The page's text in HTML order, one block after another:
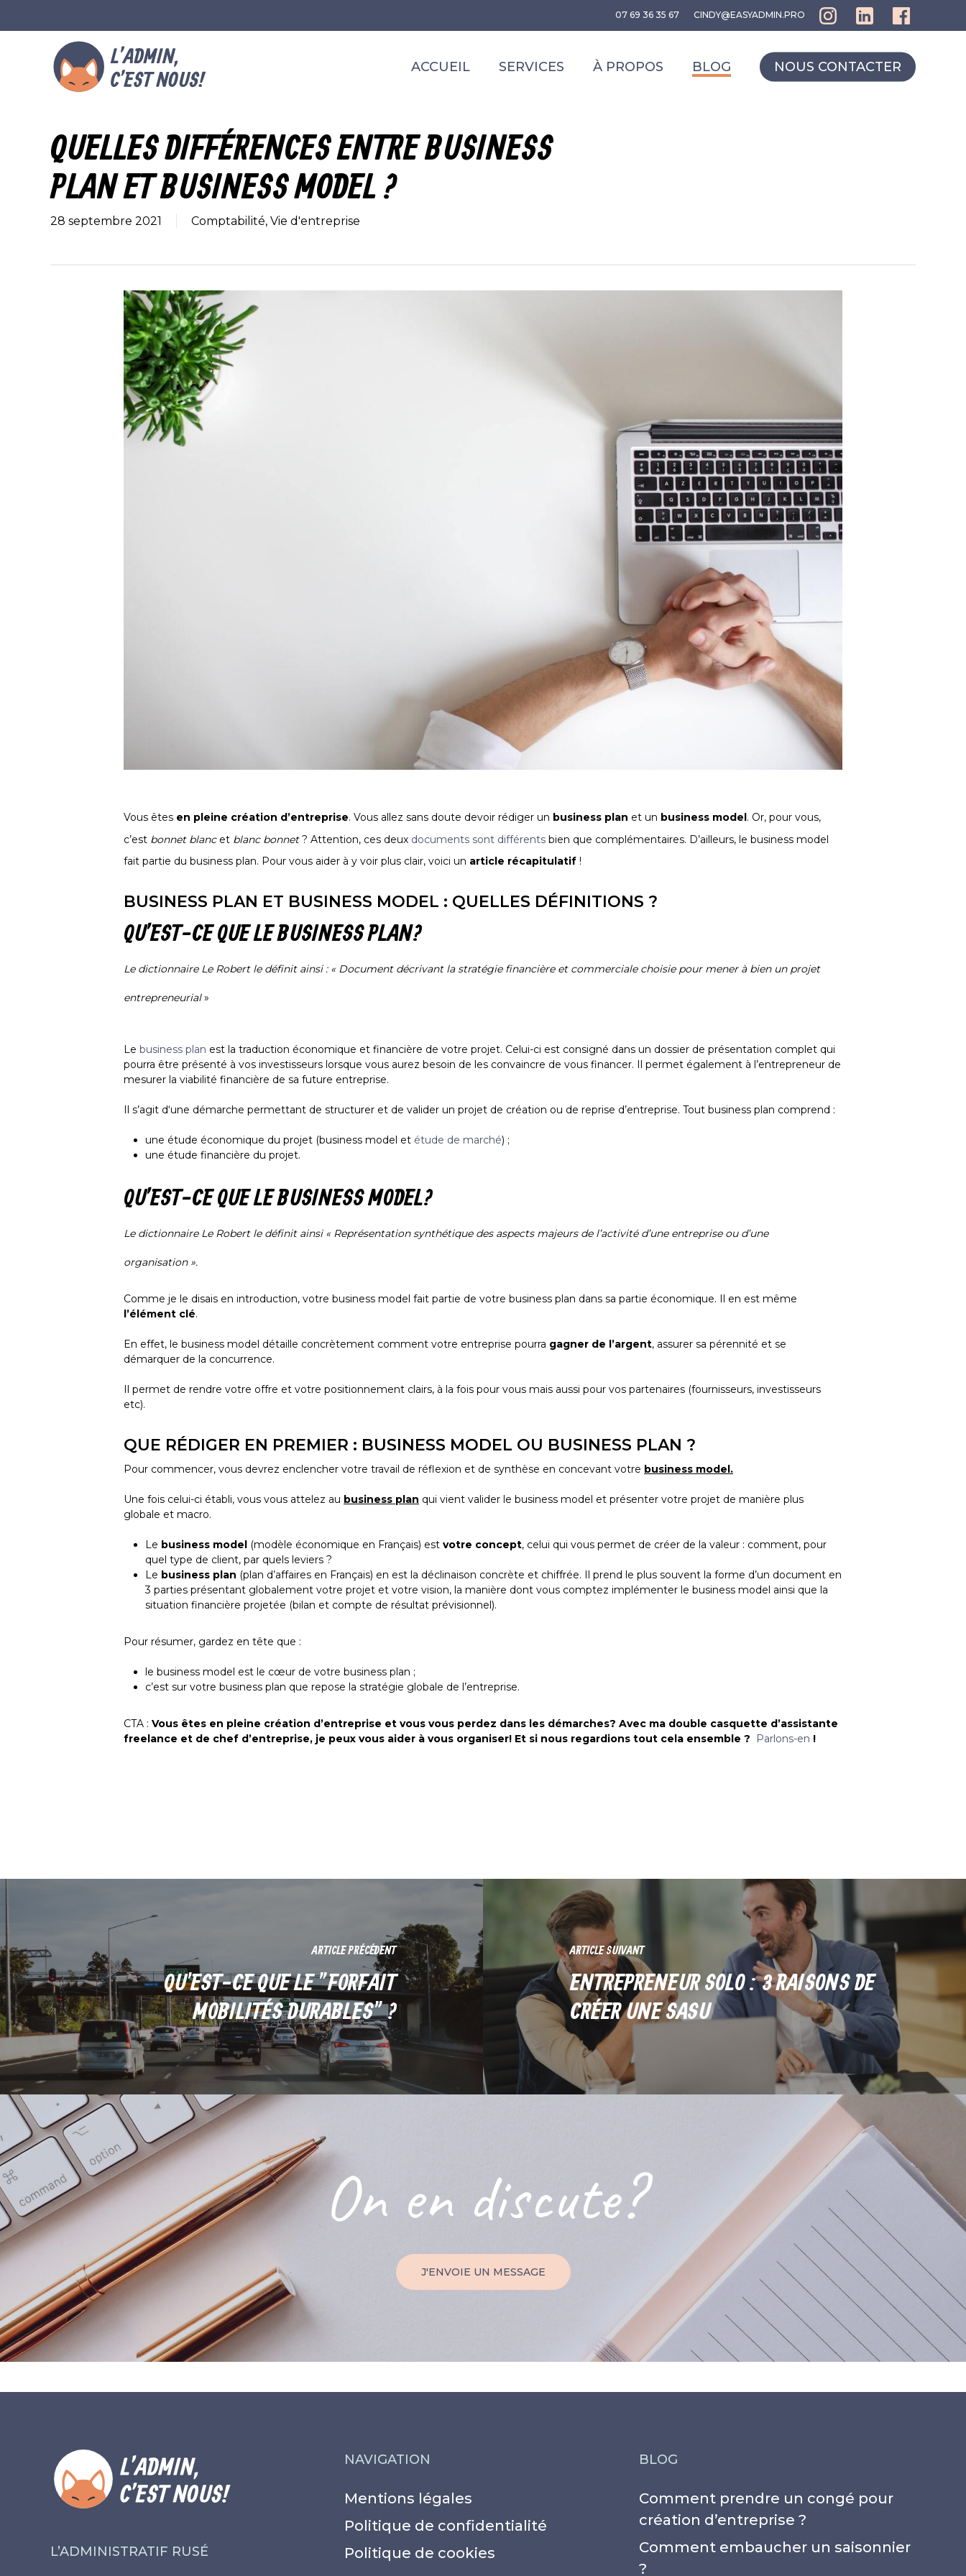
07 69 36 35 67 CINDY@EASYADMIN.PRO
ACCUEIL SERVICES À PROPOS BLOG NOUS CONTACTER
QUELLES DIFFÉRENCES ENTRE BUSINESS
PLAN ET BUSINESS MODEL ?
28 septembre 2021 Comptabilité, Vie d'entreprise
Vous êtes en pleine création d’entreprise. Vous allez sans doute devoir rédiger un business plan et un business model. Or, pour vous,
c’est bonnet blancet blanc bonnet? Attention, ces deux documents sont différents bien que complémentaires. D’ailleurs, le business model
fait partie du business plan. Pour vous aider à y voir plus clair, voici un article récapitulatif !
BUSINESS PLAN ET BUSINESS MODEL : QUELLES DÉFINITIONS ?
QU’EST-CE QUE LE BUSINESS PLAN ?
Le dictionnaire Le Robert le définit ainsi : « Document décrivant la stratégie financière et commerciale choisie pour mener à bien un projet
entrepreneurial»
Le business plan est la traduction économique et financière de votre projet. Celui-ci est consigné dans un dossier de présentation complet qui
pourra être présenté à vos investisseurs lorsque vous aurez besoin de les convaincre de vous financer. Il permet également à l’entrepreneur de
mesurer la viabilité financière de sa future entreprise.
Il s’agit d‘une démarche permettant de structurer et de valider un projet de création ou de reprise d’entreprise. Tout business plan comprend :
une étude économique du projet (business model et étude de marché) ;
une étude financière du projet.
QU’EST-CE QUE LE BUSINESS MODEL ?
Le dictionnaire Le Robert le définit ainsi « Représentation synthétique des aspects majeurs de l’activité d’une entreprise ou d’une
organisation ».
Comme je le disais en introduction, votre business model fait partie de votre business plan dans sa partie économique. Il en est même
l’élément clé.
En effet, le business model détaille concrètement comment votre entreprise pourra gagner de l’argent, assurer sa pérennité et se
démarquer de la concurrence.
Il permet de rendre votre offre et votre positionnement clairs, à la fois pour vous mais aussi pour vos partenaires (fournisseurs, investisseurs
etc).
QUE RÉDIGER EN PREMIER : BUSINESS MODEL OU BUSINESS PLAN ?
Pour commencer, vous devrez enclencher votre travail de réflexion et de synthèse en concevant votre business model.
Une fois celui-ci établi, vous vous attelez au business plan qui vient valider le business model et présenter votre projet de manière plus
globale et macro.
Le business model (modèle économique en Français) est votre concept, celui qui vous permet de créer de la valeur : comment, pour
quel type de client, par quels leviers ?
Le business plan (plan d’affaires en Français) en est la déclinaison concrète et chiffrée. Il prend le plus souvent la forme d’un document en
3 parties présentant globalement votre projet et votre vision, la manière dont vous comptez implémenter le business model ainsi que la
situation financière projetée (bilan et compte de résultat prévisionnel).
Pour résumer, gardez en tête que :
le business model est le cœur de votre business plan ;
c’est sur votre business plan que repose la stratégie globale de l’entreprise.
CTA : Vous êtes en pleine création d’entreprise et vous vous perdez dans les démarches? Avec ma double casquette d’assistante
freelance et de chef d’entreprise, je peux vous aider à vous organiser! Et si nous regardions tout cela ensemble ?
Parlons-en !
ARTICLE PRÉCÉDENT
QU'EST-CE QUE LE "FORFAIT
MOBILITÉS DURABLES" ?
ARTICLE SUIVANT
ENTREPRENEUR SOLO : 3 RAISONS DE
CRÉER UNE SASU
On en discute?
J'ENVOIE UN MESSAGE
L’ADMINISTRATIF RUSÉ
NAVIGATION
Mentions légales
Politique de confidentialité
Politique de cookies
BLOG
Comment prendre un congé pour
création d’entreprise ?
Comment embaucher un saisonnier
?